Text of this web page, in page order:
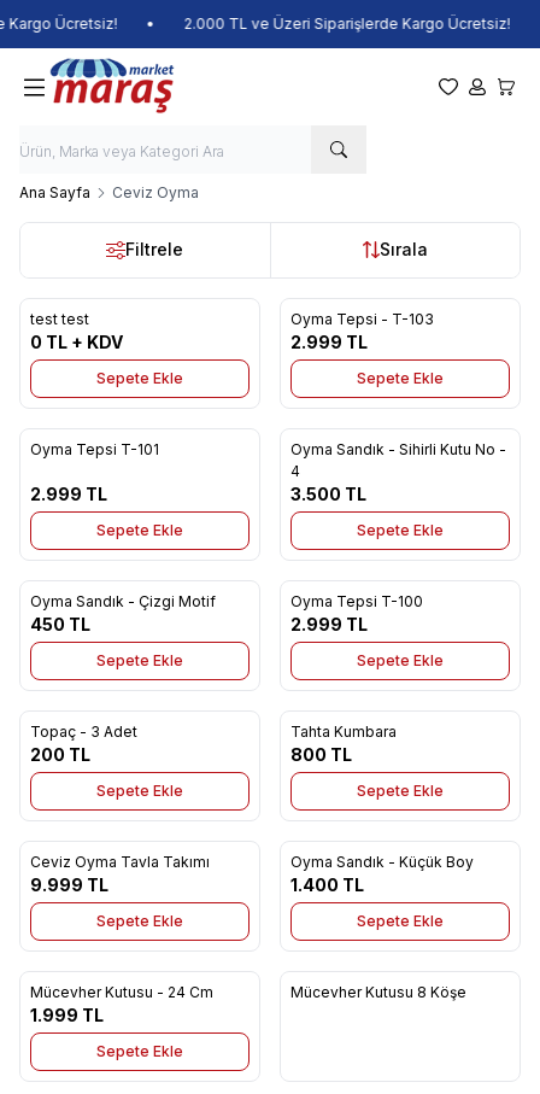
Ücretsiz! 2.000 TL ve Üzeri Siparişlerde Kargo Ücretsiz!
Favorilerim
Hesabım
Ana Sayfa Ceviz Oyma
Filtrele Sırala
Yeni
Favorilere Ekle
test test
0 TL + KDV
Sepete Ekle
Favorilere Ekle
Oyma Tepsi - T-103
2.999 TL
Sepete Ekle
Oyma Tepsi T-101
2.999 TL
Sepete Ekle
Oyma Sandık - Sihirli Kutu No -
4
3.500 TL
Sepete Ekle
Favorilere Ekle
Oyma Sandık - Çizgi Motif
450 TL
Sepete Ekle
Favorilere Ekle
Oyma Tepsi T-100
2.999 TL
Sepete Ekle
Yeni
Favorilere Ekle
Topaç - 3 Adet
200 TL
Sepete Ekle
Yeni
Favorilere Ekle
Tahta Kumbara
800 TL
Sepete Ekle
Yeni
Favorilere Ekle
Ceviz Oyma Tavla Takımı
9.999 TL
Sepete Ekle
Favorilere Ekle
Oyma Sandık - Küçük Boy
1.400 TL
Sepete Ekle
Yeni
Favorilere Ekle
Mücevher Kutusu - 24 Cm
1.999 TL
Sepete Ekle
Yeni Mücevher Kutusu 8 Köşe